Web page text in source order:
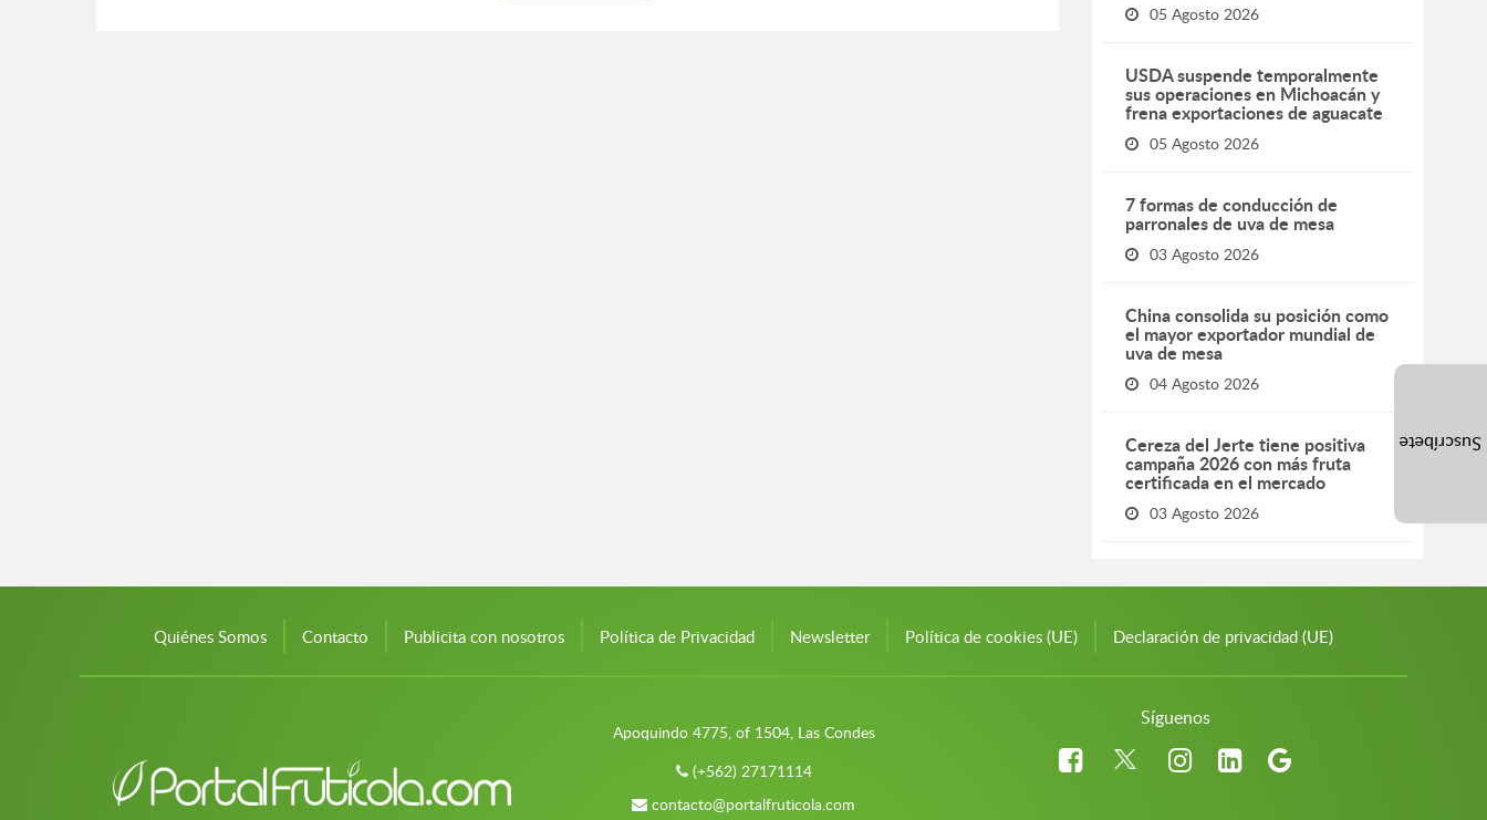
05 Agosto 2026
USDA suspende temporalmente
sus operaciones en Michoacán y
frena exportaciones de aguacate
05 Agosto 2026
7 formas de conducción de
parronales de uva de mesa
03 Agosto 2026
China consolida su posición como
el mayor exportador mundial de
uva de mesa
04 Agosto 2026
Cereza del Jerte tiene positiva
campaña 2026 con más fruta
certificada en el mercado
03 Agosto 2026
Quiénes Somos Contacto Publicita con nosotros Política de Privacidad Newsletter Política de cookies (UE) Declaración de privacidad (UE)
Apoquindo 4775, of 1504, Las Condes
(+562) 27171114
contacto@portalfruticola.com
Síguenos
Suscríbete